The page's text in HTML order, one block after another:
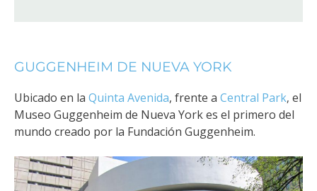
GUGGENHEIM DE NUEVA YORK
Ubicado en la Quinta Avenida, frente a Central Park, el
Museo Guggenheim de Nueva York es el primero del
mundo creado por la Fundación Guggenheim.